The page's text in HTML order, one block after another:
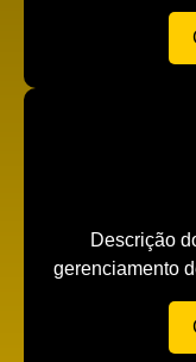
Descrição
gerenciamento